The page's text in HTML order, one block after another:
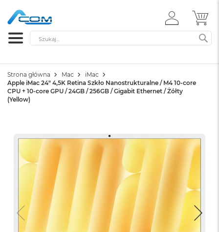
ZALOGUJ
SIĘ
Szukaj
Strona główna Mac
iMac
Apple iMac 24" 4,5K Retina Szkło Nanostrukturalne / M4 10-core
CPU + 10-core GPU / 24GB / 256GB / Gigabit Ethernet / Żółty
(Yellow)